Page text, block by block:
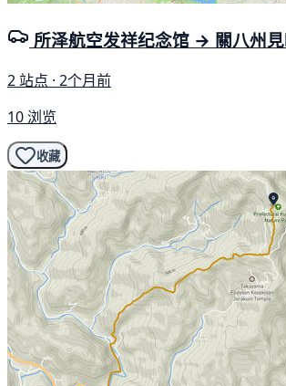
所泽航空发祥纪念馆 → 關八州
2 站点 · 2个月前
10 浏览
收藏